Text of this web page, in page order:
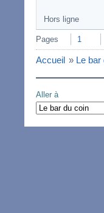
Hors ligne
Pages 1
Accueil » Le bar
Aller à